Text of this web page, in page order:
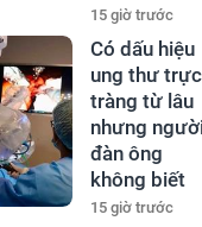
15 giờ trước
Có dấu hiệu
ung thư trực
tràng từ lâu
nhưng
đàn ông
không biết
15 giờ trước